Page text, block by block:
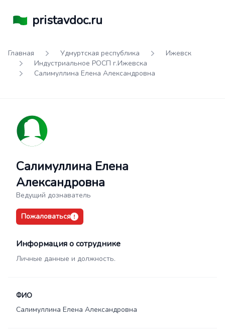
pristavdoc.ru
Главная Удмуртская республика
Ижевск
Индустриальное РОСП г.Ижевска
Салимуллина Елена Александровна
Салимуллина Елена
Александровна
Ведущий дознаватель
Пожаловаться
Информация о сотруднике
Личные данные и должность.
ФИО
Салимуллина Елена Александровна